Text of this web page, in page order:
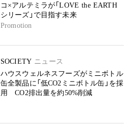
コ×アルテミラが「LOVE the EARTH
シリーズ」で目指す未来
Promotion
SOCIETY ニュース
ハウスウェルネスフーズがミニボトル
缶全製品に「低CO2ミニボトル缶」を採
用 CO2排出量を約50%削減